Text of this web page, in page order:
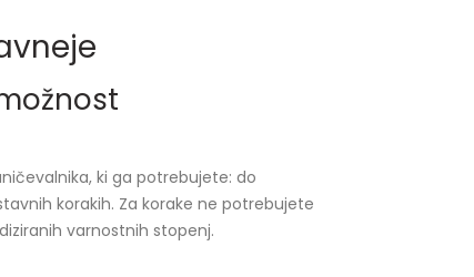
ki ga potrebujete: do
korakih. Za korake ne potrebujete
varnostnih stopenj.